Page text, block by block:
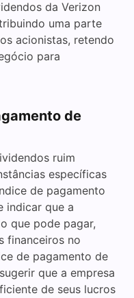
da Verizon
uma parte
acionistas, retendo
para
de
ruim
específicas
de pagamento
indicar que a
que pode pagar,
financeiros no
de pagamento de
que a empresa
de seus lucros